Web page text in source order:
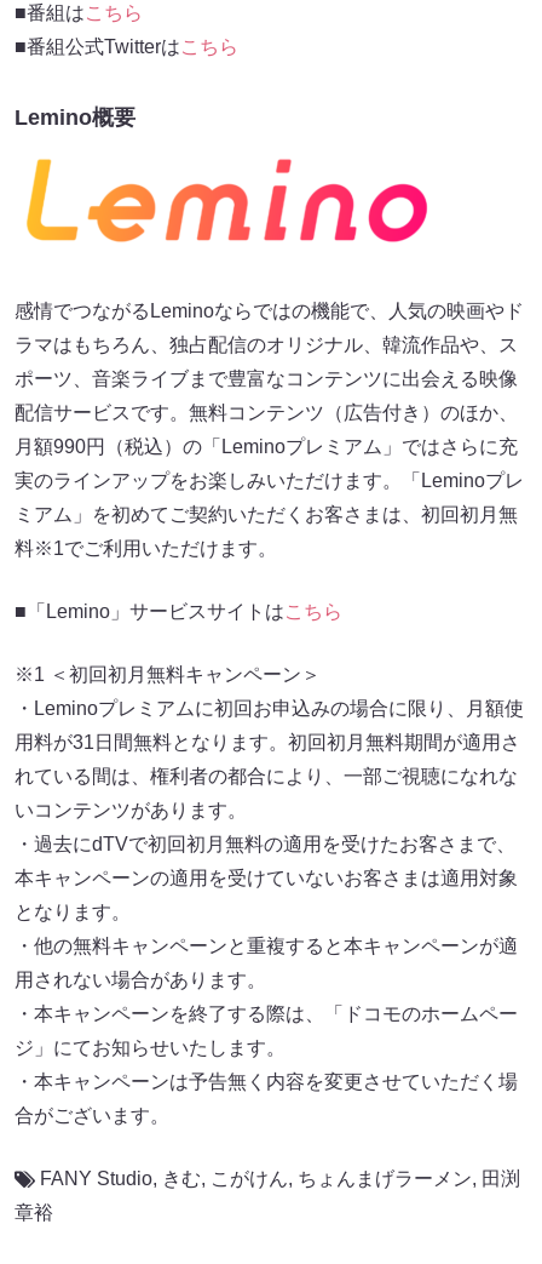
■番組はこちら
■番組公式Twitterはこちら
Lemino概要
感情でつながるLeminoならではの機能で、人気の映画やド
ラマはもちろん、独占配信のオリジナル、韓流作品や、ス
ポーツ、音楽ライブまで豊富なコンテンツに出会える映像
配信サービスです。無料コンテンツ（広告付き）のほか、
月額990円（税込）の「Leminoプレミアム」ではさらに充
実のラインアップをお楽しみいただけます。「Leminoプレ
ミアム」を初めてご契約いただくお客さまは、初回初月無
料※1でご利用いただけます。
■「Lemino」サービスサイトはこちら
※1 ＜初回初月無料キャンペーン＞
・Leminoプレミアムに初回お申込みの場合に限り、月額使
用料が31日間無料となります。初回初月無料期間が適用さ
れている間は、権利者の都合により、一部ご視聴になれな
いコンテンツがあります。
・過去にdTVで初回初月無料の適用を受けたお客さまで、
本キャンペーンの適用を受けていないお客さまは適用対象
となります。
・他の無料キャンペーンと重複すると本キャンペーンが適
用されない場合があります。
・本キャンペーンを終了する際は、「ドコモのホームペー
ジ」にてお知らせいたします。
・本キャンペーンは予告無く内容を変更させていただく場
合がございます。
FANY Studio, きむ, こがけん, ちょんまげラーメン, 田渕
章裕